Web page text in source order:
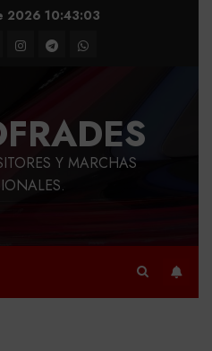
2026 10:43:04
Instagram
TelegramWhatsApp
Y MARCHAS